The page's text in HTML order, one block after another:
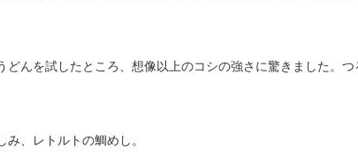
どんを試したところ、想像以上のコシの強さに驚きました。
み、レトルトの鯛めし。